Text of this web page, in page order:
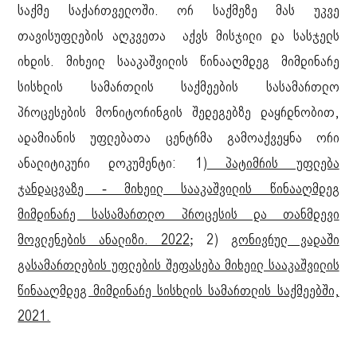
საქმე საქართველოში. ორ საქმეზე მას უკვე
თავისუფლების აღკვეთა აქვს მისჯილი და სასჯელს
იხდის. მიხეილ სააკაშვილის წინააღმდეგ მიმდინარე
სისხლის სამართლის საქმეების სასამართლო
პროცესების მონიტორინგის შედეგებზე დაყრდნობით,
ადამიანის უფლებათა ცენტრმა გამოაქვეყნა ორი
ანალიტიკური დოკუმენტი: 1) პატიმრის უფლება
ჯანდაცვაზე - მიხეილ სააკაშვილის წინააღმდეგ
მიმდინარე სასამართლო პროცესის და თანმდევი
მოვლენების ანალიზი. 2022; 2) გონივრულ ვადაში
გასამართლების უფლების შეფასება მიხეილ სააკაშვილის
წინააღმდეგ მიმდინარე სისხლის სამართლის საქმეებში,
2021.